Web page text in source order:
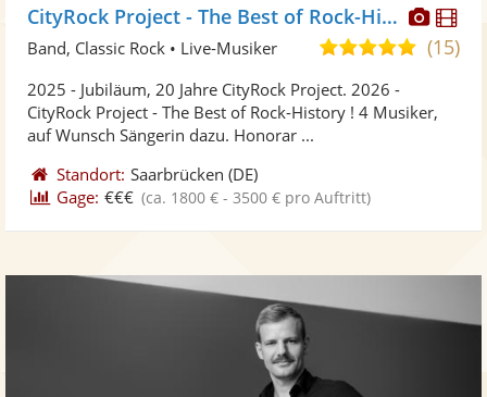
CityRock Project - The Best of Rock-History !
5,0
Sternen
(15)
Band, Classic Rock • Live-Musiker
2025 - Jubiläum, 20 Jahre CityRock Project. 2026 -
CityRock Project - The Best of Rock-History ! 4 Musiker,
auf Wunsch Sängerin dazu. Honorar ...
Standort: Saarbrücken (DE)
Gage: €€€ (ca. 1800 € - 3500 € pro Auftritt)